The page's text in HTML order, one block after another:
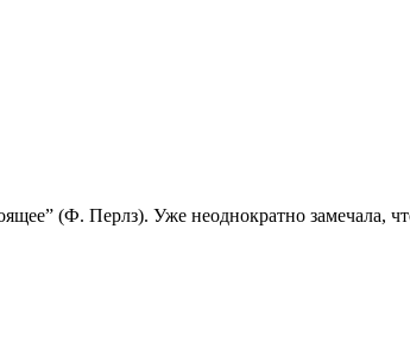
(Ф. Перлз). Уже неоднократно замечала,